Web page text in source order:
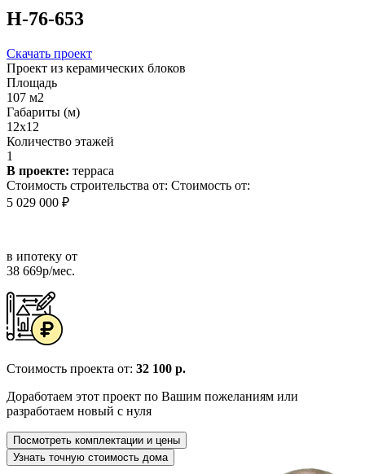
Н-76-653
Скачать проект
Проект из керамических блоков
Площадь
107 м2
Габариты (м)
12x12
Количество этажей
1
В проекте: терраса
Стоимость строительства от: Стоимость от:
5 029 000 ₽
в ипотеку от
38 669р/мес.
Стоимость проекта от: 32 100 р.
Доработаем этот проект по Вашим пожеланиям или
разработаем новый с нуля
Посмотреть комплектации и цены
Узнать точную стоимость дома